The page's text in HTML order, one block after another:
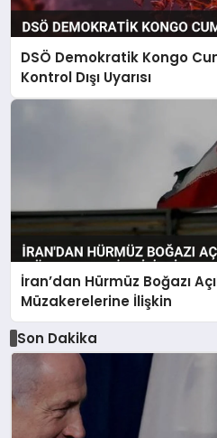
DSÖ Demokratik Kongo
Kontrol Dışı Uyarısı
İran’dan Hürmüz Boğazı
Müzakerelerine İlişkin
Son Dakika